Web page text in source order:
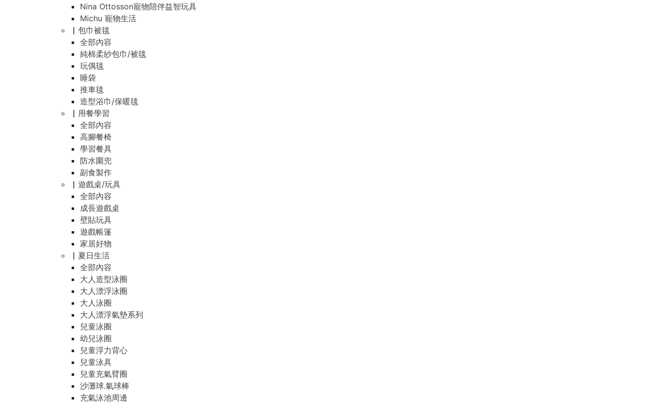
Nina Ottosson寵物陪伴益智玩具
Michu 寵物生活
▏包巾被毯
全部內容
純棉柔紗包巾/被毯
玩偶毯
睡袋
推車毯
造型浴巾/保暖毯
▏用餐學習
全部內容
高腳餐椅
學習餐具
防水圍兜
副食製作
▏遊戲桌/玩具
全部內容
成長遊戲桌
壁貼玩具
遊戲帳篷
家居好物
▏夏日生活
全部內容
大人造型泳圈
大人漂浮泳圈
大人泳圈
大人漂浮氣墊系列
兒童泳圈
幼兒泳圈
兒童浮力背心
兒童泳具
兒童充氣臂圈
沙灘球.氣球棒
充氣泳池周邊